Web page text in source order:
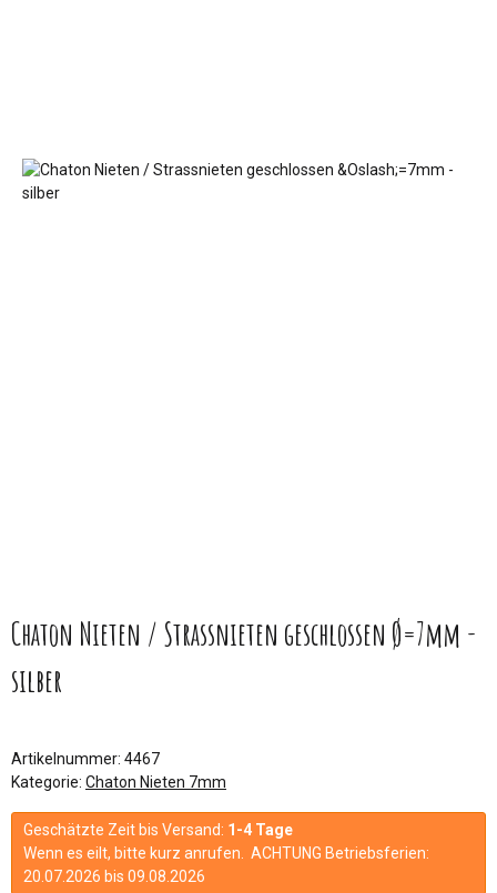
Chaton Nieten / Strassnieten geschlossen Ø=7mm -
silber
Artikelnummer: 4467
Kategorie: Chaton Nieten 7mm
Geschätzte Zeit bis Versand: 1-4 Tage
Wenn es eilt, bitte kurz anrufen. ACHTUNG Betriebsferien:
20.07.2026 bis 09.08.2026